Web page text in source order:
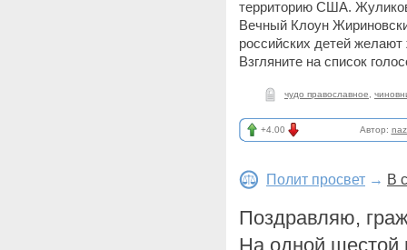
территорию США.
Вечный Клоун
российских детей
Взгляните на список
чудо православное
+4.00 Автор:
Полит просвет → В
Поздравляю,
На одной шестой